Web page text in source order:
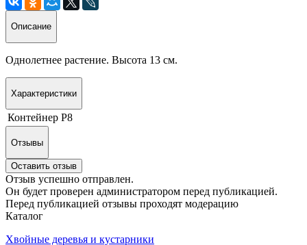
Описание
Однолетнее растение. Высота 13 см.
Характеристики
Контейнер Р8
Отзывы
Оставить отзыв
Отзыв успешно отправлен.
Он будет проверен администратором перед публикацией.
Перед публикацией отзывы проходят модерацию
Каталог
Хвойные деревья и кустарники